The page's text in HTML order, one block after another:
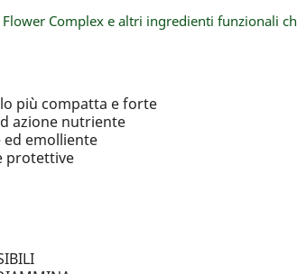
Complex e altri ingredienti funzionali
più compatta e forte
azione nutriente
ed emolliente
protettive